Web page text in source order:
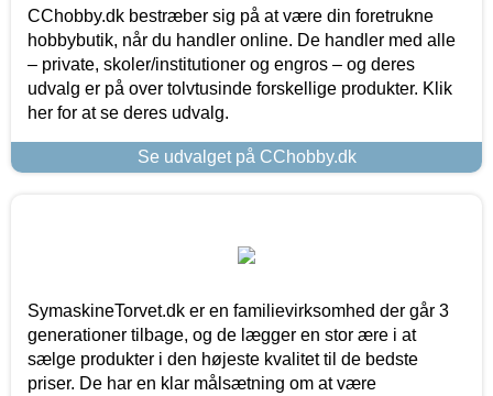
CChobby.dk bestræber sig på at være din foretrukne
hobbybutik, når du handler online. De handler med alle
– private, skoler/institutioner og engros – og deres
udvalg er på over tolvtusinde forskellige produkter. Klik
her for at se deres udvalg.
Se udvalget på CChobby.dk
SymaskineTorvet.dk er en familievirksomhed der går 3
generationer tilbage, og de lægger en stor ære i at
sælge produkter i den højeste kvalitet til de bedste
priser. De har en klar målsætning om at være